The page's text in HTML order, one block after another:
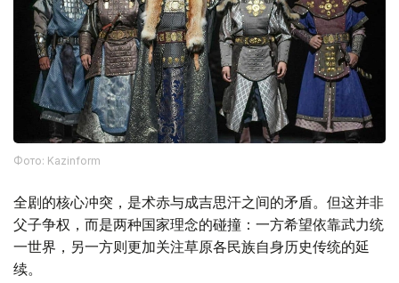
Фото: Kazinform
全剧的核心冲突，是术赤与成吉思汗之间的矛盾。但这并非
父子争权，而是两种国家理念的碰撞：一方希望依靠武力统
一世界，另一方则更加关注草原各民族自身历史传统的延
续。